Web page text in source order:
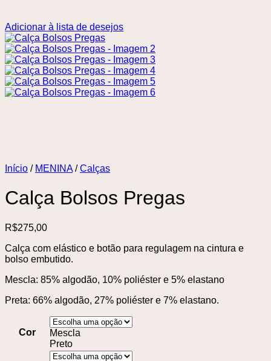
Adicionar à lista de desejos
Início / MENINA / Calças
Calça Bolsos Pregas
R$275,00
Calça com elástico e botão para regulagem na cintura e
bolso embutido.
Mescla: 85% algodão, 10% poliéster e 5% elastano
Preta: 66% algodão, 27% poliéster e 7% elastano.
Cor
Mescla
Preto